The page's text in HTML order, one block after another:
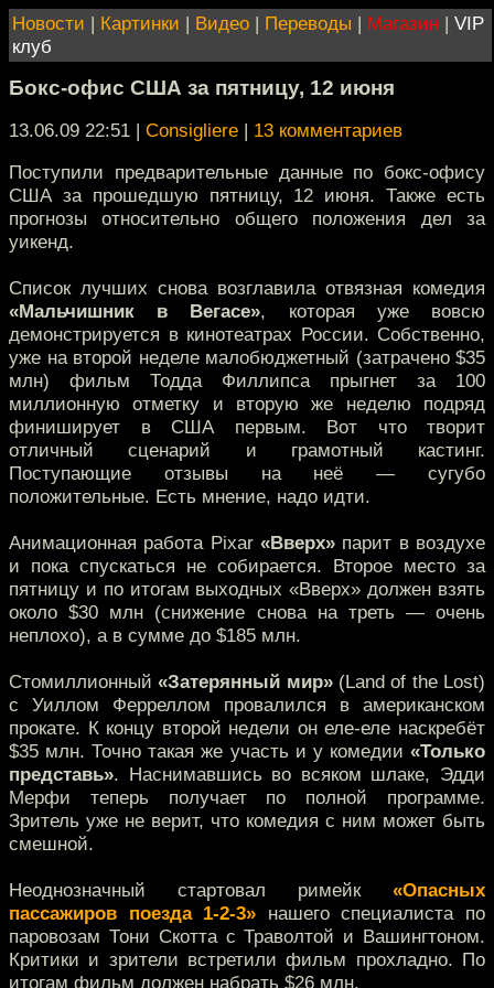
Новости | Картинки | Видео | Переводы | Магазин | VIP
клуб
Бокс-офис США за пятницу, 12 июня
13.06.09 22:51 | Consigliere | 13 комментариев
Поступили предварительные данные по бокс-офису
США за прошедшую пятницу, 12 июня. Также есть
прогнозы относительно общего положения дел за
уикенд.
Список лучших снова возглавила отвязная комедия
«Мальчишник в Вегасе», которая уже вовсю
демонстрируется в кинотеатрах России. Собственно,
уже на второй неделе малобюджетный (затрачено $35
млн) фильм Тодда Филлипса прыгнет за 100
миллионную отметку и вторую же неделю подряд
финиширует в США первым. Вот что творит
отличный сценарий и грамотный кастинг.
Поступающие отзывы на неё — сугубо
положительные. Есть мнение, надо идти.
Анимационная работа Pixar «Вверх» парит в воздухе
и пока спускаться не собирается. Второе место за
пятницу и по итогам выходных «Вверх» должен взять
около $30 млн (снижение снова на треть — очень
неплохо), а в сумме до $185 млн.
Стомиллионный«Затерянный мир»(Land of the Lost)
с Уиллом Ферреллом провалился в американском
прокате. К концу второй недели он еле-еле наскребёт
$35 млн. Точно такая же участь и у комедии «Только
представь». Наснимавшись во всяком шлаке, Эдди
Мерфи теперь получает по полной программе.
Зритель уже не верит, что комедия с ним может быть
смешной.
Неоднозначный стартовал римейк «Опасных
пассажиров поезда 1-2-3» нашего специалиста по
паровозам Тони Скотта с Траволтой и Вашингтоном.
Критики и зрители встретили фильм прохладно. По
итогам фильм должен набрать $26 млн.